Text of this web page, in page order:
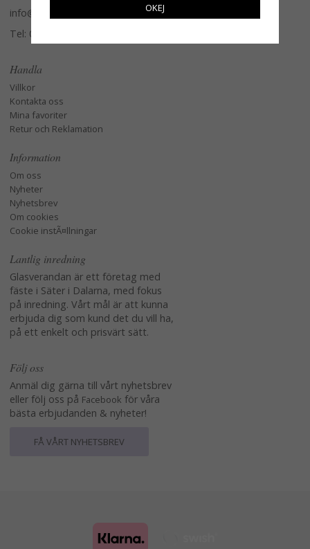
info@glasverandan.se
Tel: 079-3495968
Handla
Villkor
Kontakta oss
Mina favoriter
Retur och Reklamation
Information
Om oss
Nyheter
Nyhetsbrev
Om cookies
Cookie instÃ¤llningar
Lantlig inredning
Glasverandan är ett företag med
fäste i Säter i Dalarna, med fokus
på inredning. Vårt mål är att kunna
erbjuda dig som kund det du vill ha,
på ett enkelt och prisvärt sätt.
Följ oss
Anmäl dig gärna till vårt nyhetsbrev
eller följ oss på Facebook för våra
bästa erbjudanden & nyheter!
FÅ VÅRT NYHETSBREV
OKEJ